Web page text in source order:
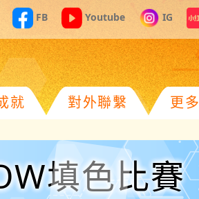
FB Youtube IG
就 對外聯繫 更多
填色比賽